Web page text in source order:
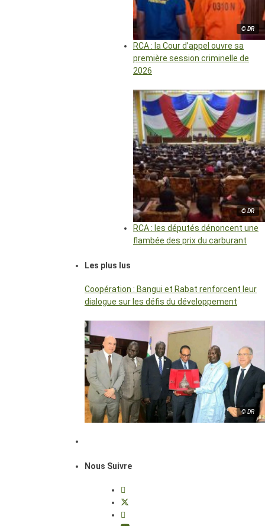
© DR
RCA : la Cour d’appel ouvre sa
première session criminelle de
2026
© DR
RCA : les députés dénoncent une
flambée des prix du carburant
Les plus lus
Coopération : Bangui et Rabat renforcent leur
dialogue sur les défis du développement
© DR
Nous Suivre